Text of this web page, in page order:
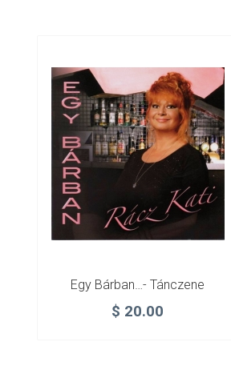
Egy Bárban…- Tánczene
$ 20.00